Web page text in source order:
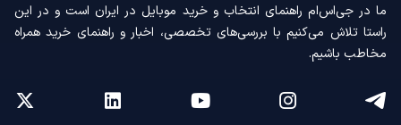
ما در جی‌اس‌ام راهنمای انتخاب و خرید موبایل در ایران است و در این
راستا تلاش می‌کنیم با بررسی‌های تخصصی، اخبار و راهنمای خرید همراه
مخاطب باشیم.